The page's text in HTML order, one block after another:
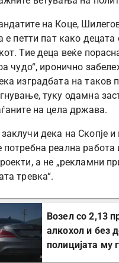
на Коце,
е петти пат како децата
Тие деца веќе
чудо“, иронично
изградбата на таков
туку одамна
на цела држава.
дека на Скопје и
реална работа
а не „рекламни
тревка“.
Возел со 2,13
алкохол и без
полицијата му